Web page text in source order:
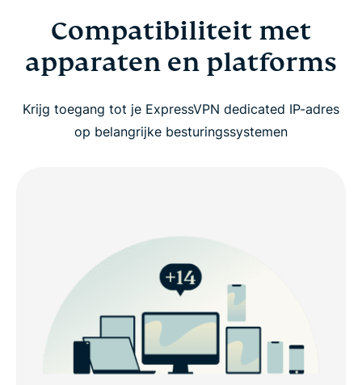
Compatibiliteit met
apparaten en platforms
Krijg toegang tot je ExpressVPN dedicated IP-adres
op belangrijke besturingssystemen